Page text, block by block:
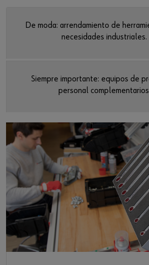
De moda: arrendamiento de
necesidades industriales.
Siempre importante: equipos de
personal